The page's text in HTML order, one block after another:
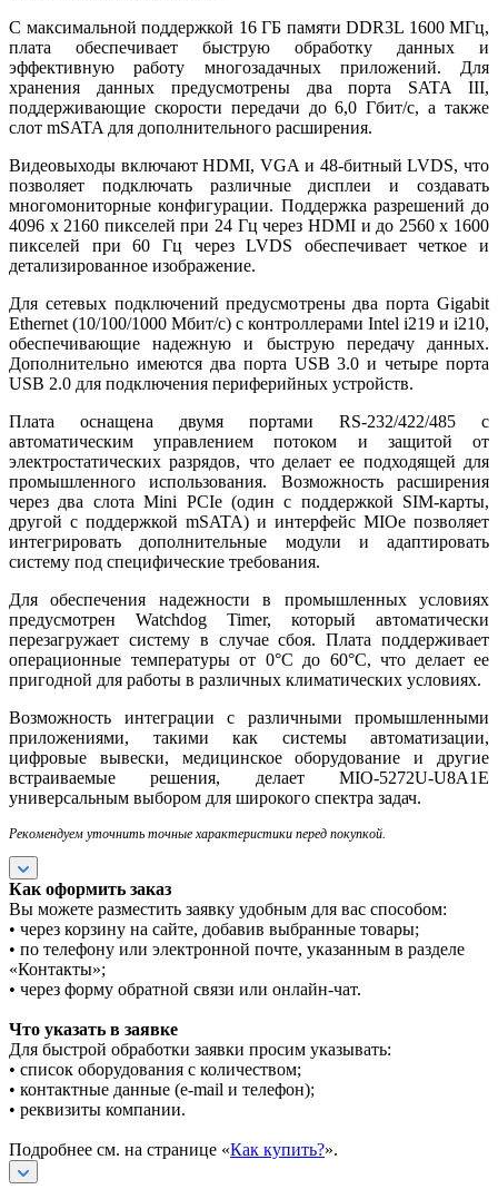
С максимальной поддержкой 16 ГБ памяти DDR3L 1600 МГц,
плата обеспечивает быструю обработку данных и
эффективную работу многозадачных приложений. Для
хранения данных предусмотрены два порта SATA III,
поддерживающие скорости передачи до 6,0 Гбит/с, а также
слот mSATA для дополнительного расширения.
Видеовыходы включают HDMI, VGA и 48-битный LVDS, что
позволяет подключать различные дисплеи и создавать
многомониторные конфигурации. Поддержка разрешений до
4096 x 2160 пикселей при 24 Гц через HDMI и до 2560 x 1600
пикселей при 60 Гц через LVDS обеспечивает четкое и
детализированное изображение.
Для сетевых подключений предусмотрены два порта Gigabit
Ethernet (10/100/1000 Мбит/с) с контроллерами Intel i219 и i210,
обеспечивающие надежную и быструю передачу данных.
Дополнительно имеются два порта USB 3.0 и четыре порта
USB 2.0 для подключения периферийных устройств.
Плата оснащена двумя портами RS-232/422/485 с
автоматическим управлением потоком и защитой от
электростатических разрядов, что делает ее подходящей для
промышленного использования. Возможность расширения
через два слота Mini PCIe (один с поддержкой SIM-карты,
другой с поддержкой mSATA) и интерфейс MIOe позволяет
интегрировать дополнительные модули и адаптировать
систему под специфические требования.
Для обеспечения надежности в промышленных условиях
предусмотрен Watchdog Timer, который автоматически
перезагружает систему в случае сбоя. Плата поддерживает
операционные температуры от 0°C до 60°C, что делает ее
пригодной для работы в различных климатических условиях.
Возможность интеграции с различными промышленными
приложениями, такими как системы автоматизации,
цифровые вывески, медицинское оборудование и другие
встраиваемые решения, делает MIO-5272U-U8A1E
универсальным выбором для широкого спектра задач.
Рекомендуем уточнить точные характеристики перед покупкой.
Как оформить заказ
Вы можете разместить заявку удобным для вас способом:
• через корзину на сайте, добавив выбранные товары;
• по телефону или электронной почте, указанным в разделе
«Контакты»;
• через форму обратной связи или онлайн-чат.
Что указать в заявке
Для быстрой обработки заявки просим указывать:
• список оборудования с количеством;
• контактные данные (e-mail и телефон);
• реквизиты компании.
Подробнее см. на странице «Как купить?».